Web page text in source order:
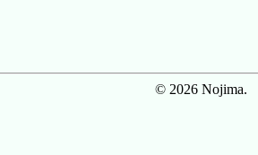
© 2026 Nojima.